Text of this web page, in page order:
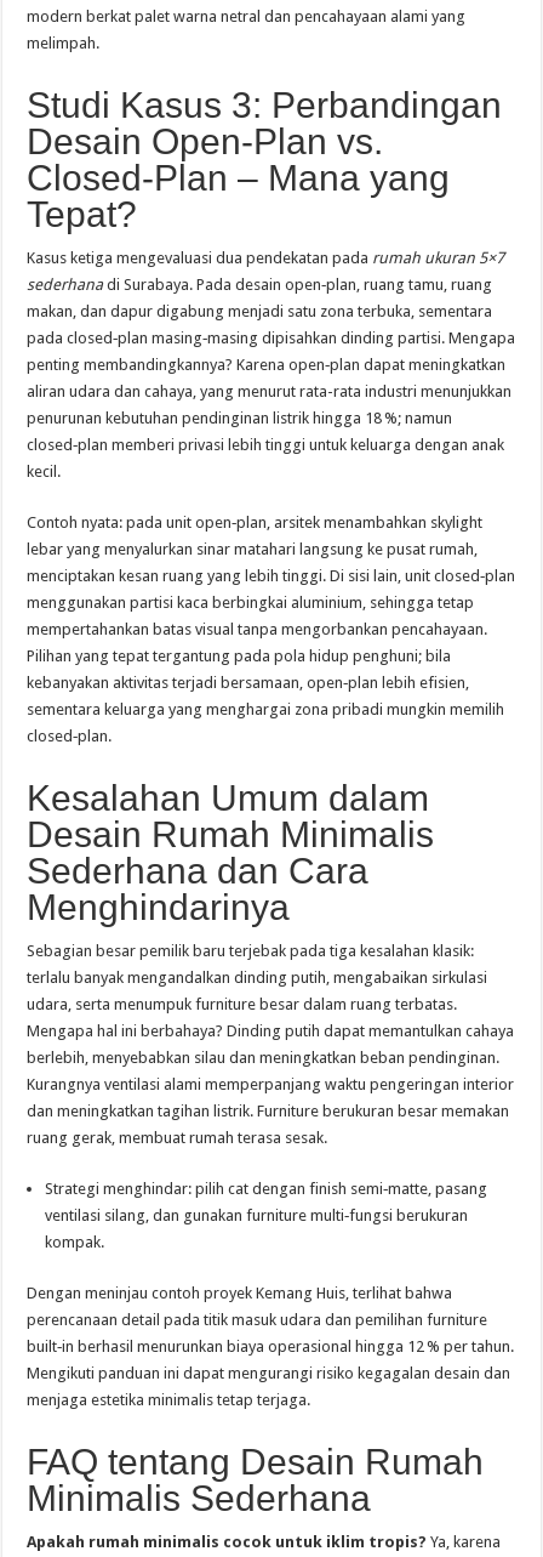
modern berkat palet warna netral dan pencahayaan alami yang
melimpah.
Studi Kasus 3: Perbandingan
Desain Open-Plan vs.
Closed-Plan – Mana yang
Tepat?
Kasus ketiga mengevaluasi dua pendekatan pada rumah ukuran 5×7
sederhanadi Surabaya. Pada desain open‑plan, ruang tamu, ruang
makan, dan dapur digabung menjadi satu zona terbuka, sementara
pada closed‑plan masing‑masing dipisahkan dinding partisi. Mengapa
penting membandingkannya? Karena open‑plan dapat meningkatkan
aliran udara dan cahaya, yang menurut rata-rata industri menunjukkan
penurunan kebutuhan pendinginan listrik hingga 18 %; namun
closed‑plan memberi privasi lebih tinggi untuk keluarga dengan anak
kecil.
Contoh nyata: pada unit open‑plan, arsitek menambahkan skylight
lebar yang menyalurkan sinar matahari langsung ke pusat rumah,
menciptakan kesan ruang yang lebih tinggi. Di sisi lain, unit closed‑plan
menggunakan partisi kaca berbingkai aluminium, sehingga tetap
mempertahankan batas visual tanpa mengorbankan pencahayaan.
Pilihan yang tepat tergantung pada pola hidup penghuni; bila
kebanyakan aktivitas terjadi bersamaan, open‑plan lebih efisien,
sementara keluarga yang menghargai zona pribadi mungkin memilih
closed‑plan.
Kesalahan Umum dalam
Desain Rumah Minimalis
Sederhana dan Cara
Menghindarinya
Sebagian besar pemilik baru terjebak pada tiga kesalahan klasik:
terlalu banyak mengandalkan dinding putih, mengabaikan sirkulasi
udara, serta menumpuk furniture besar dalam ruang terbatas.
Mengapa hal ini berbahaya? Dinding putih dapat memantulkan cahaya
berlebih, menyebabkan silau dan meningkatkan beban pendinginan.
Kurangnya ventilasi alami memperpanjang waktu pengeringan interior
dan meningkatkan tagihan listrik. Furniture berukuran besar memakan
ruang gerak, membuat rumah terasa sesak.
Strategi menghindar: pilih cat dengan finish semi‑matte, pasang
ventilasi silang, dan gunakan furniture multi‑fungsi berukuran
kompak.
Dengan meninjau contoh proyek Kemang Huis, terlihat bahwa
perencanaan detail pada titik masuk udara dan pemilihan furniture
built‑in berhasil menurunkan biaya operasional hingga 12 % per tahun.
Mengikuti panduan ini dapat mengurangi risiko kegagalan desain dan
menjaga estetika minimalis tetap terjaga.
FAQ tentang Desain Rumah
Minimalis Sederhana
Apakah rumah minimalis cocok untuk iklim tropis? Ya, karena